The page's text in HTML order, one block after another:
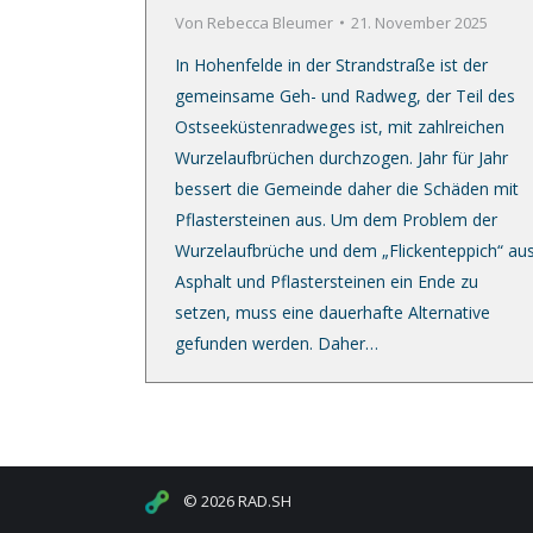
Von Rebecca Bleumer 21. November 2025
In Hohenfelde in der Strandstraße ist der
gemeinsame Geh- und Radweg, der Teil des
Ostseeküstenradweges ist, mit zahlreichen
Wurzelaufbrüchen durchzogen. Jahr für Jahr
bessert die Gemeinde daher die Schäden mit
Pflastersteinen aus. Um dem Problem der
Wurzelaufbrüche und dem „Flickenteppich“
Asphalt und Pflastersteinen ein Ende zu
setzen, muss eine dauerhafte Alternative
gefunden werden. Daher…
© 2026 RAD.SH